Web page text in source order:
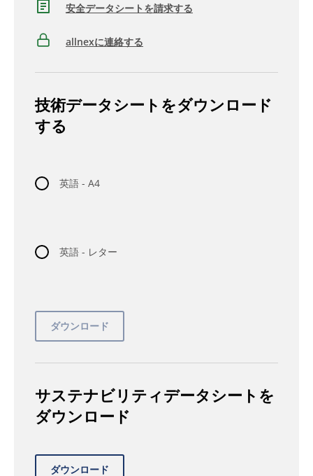
安全データシートを請求する
allnexに連絡する
技術データシートをダウンロード
する
英語 - A4
英語 - レター
サステナビリティデータシートを
ダウンロード